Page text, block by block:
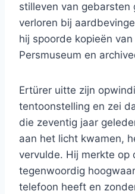
stilleven van gebarsten
verloren bij
hij spoorde kopieën
Persmuseum en
Ertürer uitte zijn
tentoonstelling en zei
die zeventig jaar
aan het licht kwamen,
vervulde. Hij merkte op
tegenwoordig
telefoon heeft en